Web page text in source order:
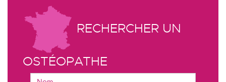
RECHERCHER UN
OSTÉOPATHE